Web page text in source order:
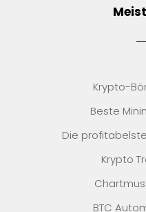
Krypto-
Beste
Die
Krypto
BTC